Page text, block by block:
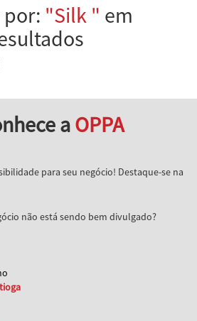
por: "Silk " em
aOPPA
para seu negócio! Destaque-se na
não está sendo bem divulgado?